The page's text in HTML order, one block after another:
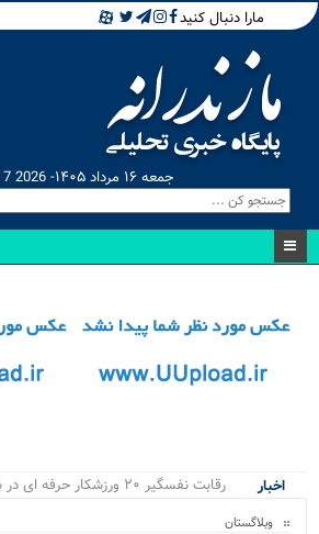
مارا دنبال کنید
جمعه ۱۶ مرداد ۱۴۰۵- Aug 7 2026
اخبار
۴ پرو_
وبلاگستان